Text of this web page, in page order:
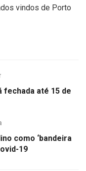
vindos de Porto
fechada até 15 de
como ‘bandeira
19